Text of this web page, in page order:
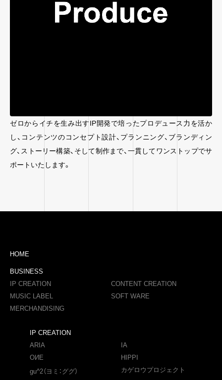
ゼロからイチを生み出すIP開発で培ったプロデュース力を活か
し、コンテンツのコンセプト設計、プランニング、ブランディン
グ、ストーリー構築、そして制作まで、一貫してワンストップでサ
ポートいたします。
HOME
BUSINESS
IP CREATION
CONTENT CREATION
MUSIC LABEL
SOFT WARE
MERCHANDISING
IP CREATION
ARIA
IA
OИE
HIPPI
gu^2（ヨミ：ググ）
カゲロウプロジェクト